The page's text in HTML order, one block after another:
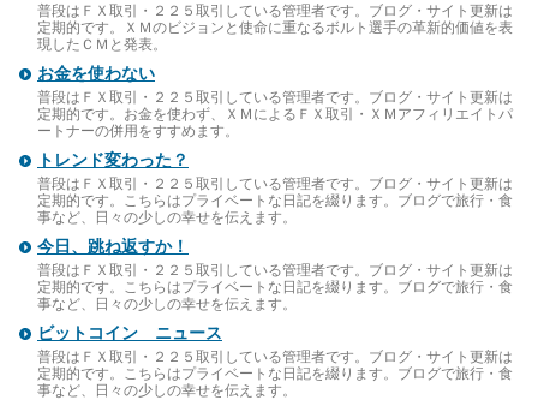
普段はＦＸ取引・２２５取引している管理者です。ブログ・サイト更新は
定期的です。ＸＭのビジョンと使命に重なるボルト選手の革新的価値を表
現したＣＭと発表。
お金を使わない
普段はＦＸ取引・２２５取引している管理者です。ブログ・サイト更新は
定期的です。お金を使わず、ＸＭによるＦＸ取引・ＸＭアフィリエイトパ
ートナーの併用をすすめます。
トレンド変わった？
普段はＦＸ取引・２２５取引している管理者です。ブログ・サイト更新は
定期的です。こちらはプライベートな日記を綴ります。ブログで旅行・食
事など、日々の少しの幸せを伝えます。
今日、跳ね返すか！
普段はＦＸ取引・２２５取引している管理者です。ブログ・サイト更新は
定期的です。こちらはプライベートな日記を綴ります。ブログで旅行・食
事など、日々の少しの幸せを伝えます。
ビットコイン ニュース
普段はＦＸ取引・２２５取引している管理者です。ブログ・サイト更新は
定期的です。こちらはプライベートな日記を綴ります。ブログで旅行・食
事など、日々の少しの幸せを伝えます。